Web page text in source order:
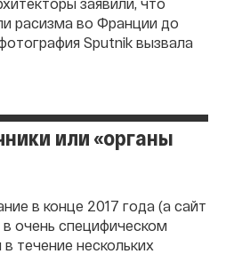
расизма во Франции до
Sputnik вызвала
или «органы
в конце 2017 года (а сайт
очень специфическом
течение нескольких